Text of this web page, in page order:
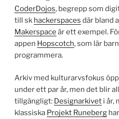
CoderDojos, begrepp som
till sk hackerspaces där bland
Makerspace är ett exempel.
appen Hopscotch, som lär
programmera.
Arkiv med kulturarvsfokus
under ett par år, men det blir
tillgängligt: Designarkivet i år,
klassiska Projekt Runeberg